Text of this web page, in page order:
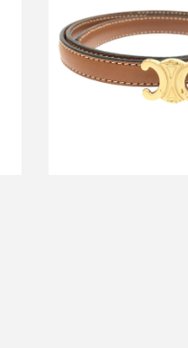
セリーヌ トリオンフ
13mm
買取金額
詳しく見